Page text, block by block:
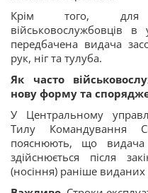
Крім того, для
військовослужбовців
передбачена видача
рук, ніг та тулуба.
Як часто
нову форму та
У Центральному
Тилу Командування
пояснюють, що видача
здійснюється після
(носіння) раніше виданих